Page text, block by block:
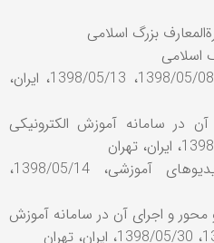
بزرگ اسلامی
اسلامی
طراحی تدریس و مدل دستور، 1398/05/08، 1398/05/13، ایران،
در سامانه آموزش الکترونیکی
تهیه سناریوی تدریس و ویدیوهای آموزشی، 1398/05/14،
و اجرای آن در سامانه آموزش